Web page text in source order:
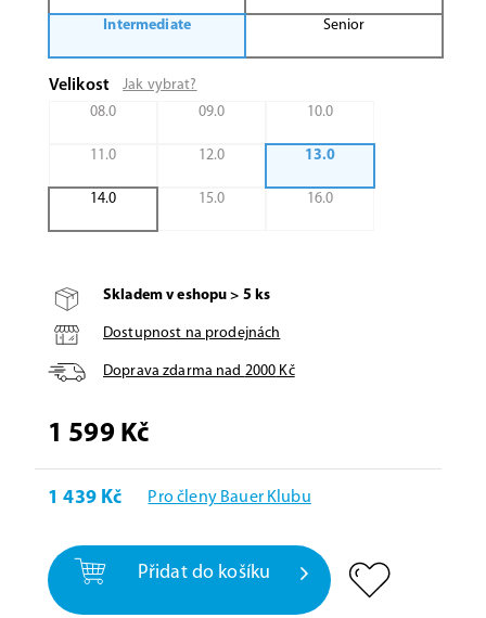
Intermediate Senior
Velikost
Jak vybrat?
08.0
09.0 10.0
11.0 12.0 13.0
14.0 15.0 16.0
Skladem v eshopu > 5 ks
Dostupnost na prodejnách
Doprava zdarma nad 2000 Kč
1 599 Kč
1 439 Kč Pro členy Bauer Klubu
Přidat do košíku